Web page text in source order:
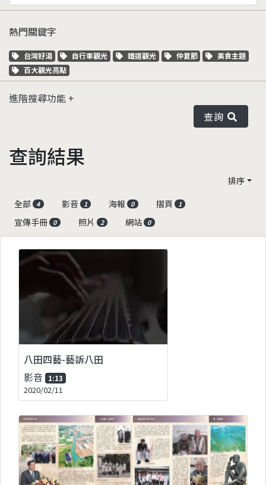
熱門關鍵字
關鍵字標籤
台灣好湯 關鍵字標籤
自行車觀光 關鍵字標籤
鐵道觀光 關鍵字標籤
仲夏節 關鍵字標籤
美食主題
關鍵字標籤
百大觀光亮點
進階搜尋功能
查詢
查詢結果
排序
全部
4 影音 1 海報 0 摺頁 1
宣傳手冊 0 照片 2 網站 0
八田四藝-藝訴八田
影音 1:13
2020/02/11